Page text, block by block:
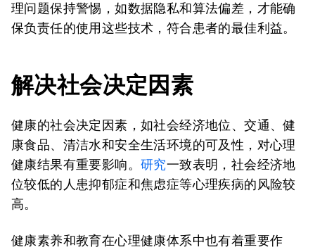
理问题保持警惕，如数据隐私和算法偏差，才能确
保负责任的使用这些技术，符合患者的最佳利益。
解决社会决定因素
健康的社会决定因素，如社会经济地位、交通、健
康食品、清洁水和安全生活环境的可及性，对心理
健康结果有重要影响。 研究一致表明，社会经济地
位较低的人患抑郁症和焦虑症等心理疾病的风险较
高。
健康素养和教育在心理健康体系中也有着重要作